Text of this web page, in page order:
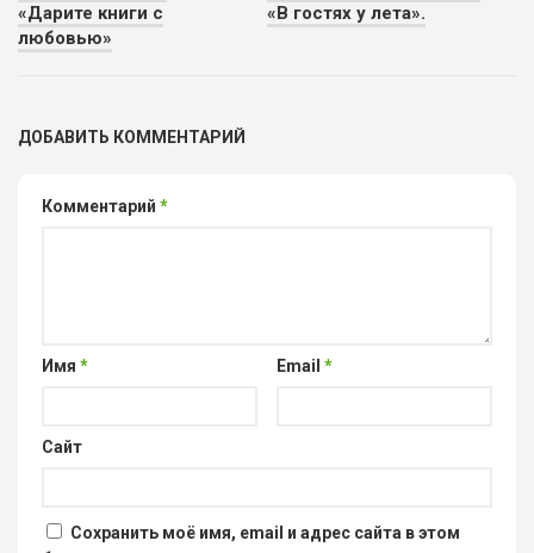
«Дарите книги с
любовью»
«В гостях у лета».
ДОБАВИТЬ КОММЕНТАРИЙ
Комментарий *
Имя * Email *
Сайт
Сохранить моё имя, email и адрес сайта в этом